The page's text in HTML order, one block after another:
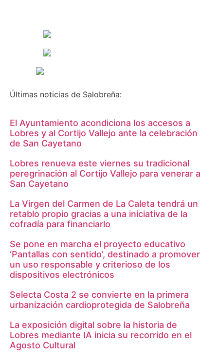
Últimas noticias de Salobreña:
El Ayuntamiento acondiciona los accesos a
Lobres y al Cortijo Vallejo ante la celebración
de San Cayetano
Lobres renueva este viernes su tradicional
peregrinación al Cortijo Vallejo para venerar a
San Cayetano
La Virgen del Carmen de La Caleta tendrá un
retablo propio gracias a una iniciativa de la
cofradía para financiarlo
Se pone en marcha el proyecto educativo
‘Pantallas con sentido’, destinado a promover
un uso responsable y criterioso de los
dispositivos electrónicos
Selecta Costa 2 se convierte en la primera
urbanización cardioprotegida de Salobreña
La exposición digital sobre la historia de
Lobres mediante IA inicia su recorrido en el
Agosto Cultural